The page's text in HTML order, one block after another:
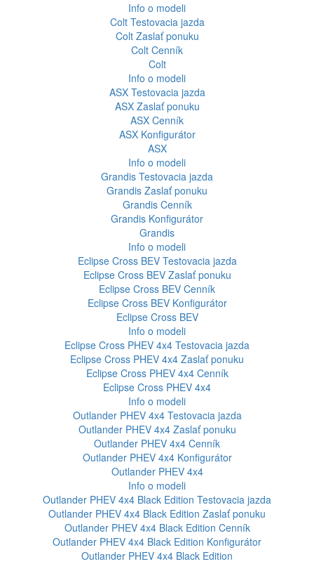
Info o modeli
Colt Testovacia jazda
Colt Zaslať ponuku
Colt Cenník
Colt
Info o modeli
ASX Testovacia jazda
ASX Zaslať ponuku
ASX Cenník
ASX Konfigurátor
ASX
Info o modeli
Grandis Testovacia jazda
Grandis Zaslať ponuku
Grandis Cenník
Grandis Konfigurátor
Grandis
Info o modeli
Eclipse Cross BEV Testovacia jazda
Eclipse Cross BEV Zaslať ponuku
Eclipse Cross BEV Cenník
Eclipse Cross BEV Konfigurátor
Eclipse Cross BEV
Info o modeli
Eclipse Cross PHEV 4x4 Testovacia jazda
Eclipse Cross PHEV 4x4 Zaslať ponuku
Eclipse Cross PHEV 4x4 Cenník
Eclipse Cross PHEV 4x4
Info o modeli
Outlander PHEV 4x4 Testovacia jazda
Outlander PHEV 4x4 Zaslať ponuku
Outlander PHEV 4x4 Cenník
Outlander PHEV 4x4 Konfigurátor
Outlander PHEV 4x4
Info o modeli
Outlander PHEV 4x4 Black Edition Testovacia jazda
Outlander PHEV 4x4 Black Edition Zaslať ponuku
Outlander PHEV 4x4 Black Edition Cenník
Outlander PHEV 4x4 Black Edition Konfigurátor
Outlander PHEV 4x4 Black Edition